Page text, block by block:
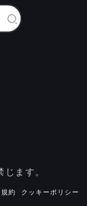
ます。
約 クッキーポリシー